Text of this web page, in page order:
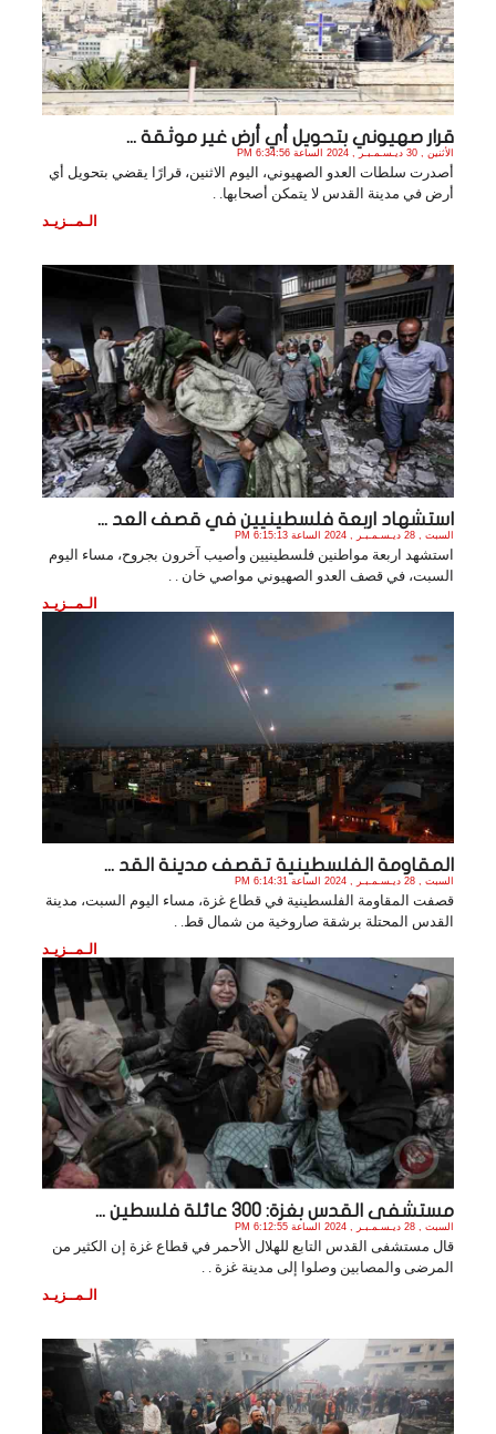
قرار صهيوني بتحويل أي أرض غير موثقة ...
الأثنين , 30 ديـسـمـبـر , 2024 الساعة 6:34:56 PM
أصدرت سلطات العدو الصهيوني، اليوم الاثنين، قرارًا يقضي بتحويل أي
أرض في مدينة القدس لا يتمكن أصحابها. .
الـمــزيـد
استشهاد اربعة فلسطينيين في قصف العد ...
السبت , 28 ديـسـمـبـر , 2024 الساعة 6:15:13 PM
استشهد اربعة مواطنين فلسطينيين وأصيب آخرون بجروح، مساء اليوم
السبت، في قصف العدو الصهيوني مواصي خان . .
الـمــزيـد
المقاومة الفلسطينية تقصف مدينة القد ...
السبت , 28 ديـسـمـبـر , 2024 الساعة 6:14:31 PM
قصفت المقاومة الفلسطينية في قطاع غزة، مساء اليوم السبت، مدينة
القدس المحتلة برشقة صاروخية من شمال قط. .
الـمــزيـد
مستشفى القدس بغزة: 300 عائلة فلسطين ...
السبت , 28 ديـسـمـبـر , 2024 الساعة 6:12:55 PM
قال مستشفى القدس التابع للهلال الأحمر في قطاع غزة إن الكثير من
المرضى والمصابين وصلوا إلى مدينة غزة . .
الـمــزيـد